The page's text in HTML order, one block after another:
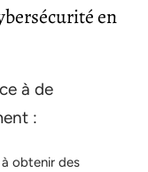
en
à de
:
obtenir des